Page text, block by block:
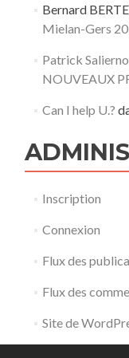
Bernard
Mielan-Gers
Patrick Salierno
NOUVEAUX
Can I help U.?
Inscription
Connexion
Flux des
Flux des
Site de